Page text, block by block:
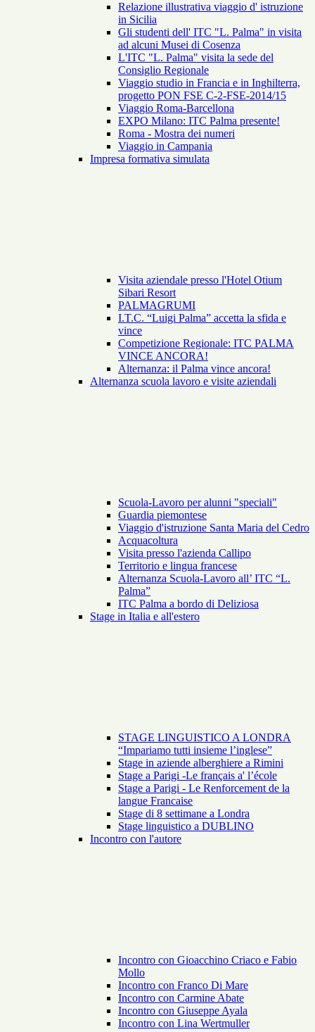
Relazione illustrativa viaggio d' istruzione
in Sicilia
Gli studenti dell' ITC "L. Palma" in visita
ad alcuni Musei di Cosenza
L'ITC "L. Palma" visita la sede del
Consiglio Regionale
Viaggio studio in Francia e in Inghilterra,
progetto PON FSE C-2-FSE-2014/15
Viaggio Roma-Barcellona
EXPO Milano: ITC Palma presente!
Roma - Mostra dei numeri
Viaggio in Campania
Impresa formativa simulata
Visita aziendale presso l'Hotel Otium
Sibari Resort
PALMAGRUMI
I.T.C. “Luigi Palma” accetta la sfida e
vince
Competizione Regionale: ITC PALMA
VINCE ANCORA!
Alternanza: il Palma vince ancora!
Alternanza scuola lavoro e visite aziendali
Scuola-Lavoro per alunni "speciali"
Guardia piemontese
Viaggio d'istruzione Santa Maria del Cedro
Acquacoltura
Visita presso l'azienda Callipo
Territorio e lingua francese
Alternanza Scuola-Lavoro all’ ITC “L.
Palma”
ITC Palma a bordo di Deliziosa
Stage in Italia e all'estero
STAGE LINGUISTICO A LONDRA
“Impariamo tutti insieme l’inglese”
Stage in aziende alberghiere a Rimini
Stage a Parigi -Le français a' l’école
Stage a Parigi - Le Renforcement de la
langue Francaise
Stage di 8 settimane a Londra
Stage linguistico a DUBLINO
Incontro con l'autore
Incontro con Gioacchino Criaco e Fabio
Mollo
Incontro con Franco Di Mare
Incontro con Carmine Abate
Incontro con Giuseppe Ayala
Incontro con Lina Wertmuller